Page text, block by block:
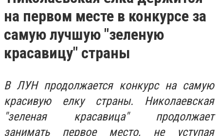
на первом месте в конкурсе за
самую лучшую "зеленую
красавицу" страны
В ЛУН продолжается конкурс на самую
красивую елку страны. Николаевская
"зеленая красавица" продолжает
занимать первое место, не уступая